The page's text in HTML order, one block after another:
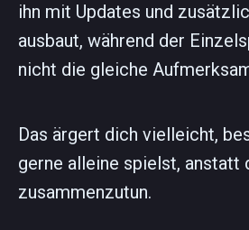
ihn mit Updates und
ausbaut, während der
nicht die gleiche
Das ärgert dich vielleicht,
gerne alleine spielst, anstatt
zusammenzutun.